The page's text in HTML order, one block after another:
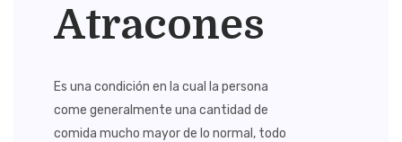
Atracones
Es una condición en la cual la persona
come generalmente una cantidad de
comida mucho mayor de lo normal, todo